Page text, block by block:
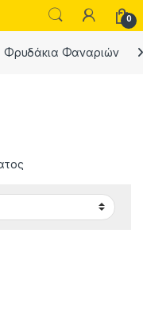
0
Φρυδάκια Φαναριών